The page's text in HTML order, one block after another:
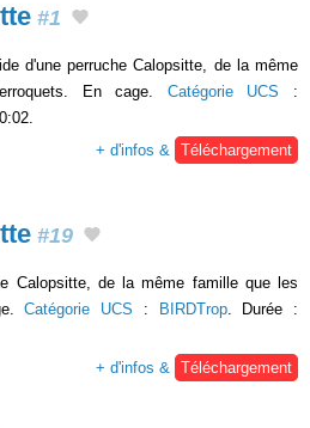
#1
d'une perruche Calopsitte, de la même
En cage. Catégorie UCS :
+ d'infos &
Téléchargement
#19
Calopsitte, de la même famille que les
Catégorie UCS : BIRDTrop. Durée :
+ d'infos &
Téléchargement